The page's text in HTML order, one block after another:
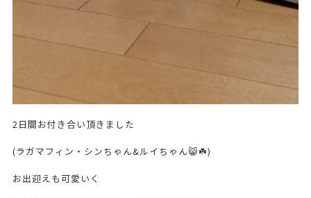
2日間お付き合い頂きました
(ラガマフィン・シンちゃん&ルイちゃん😸☘️)
お出迎えも可愛いく